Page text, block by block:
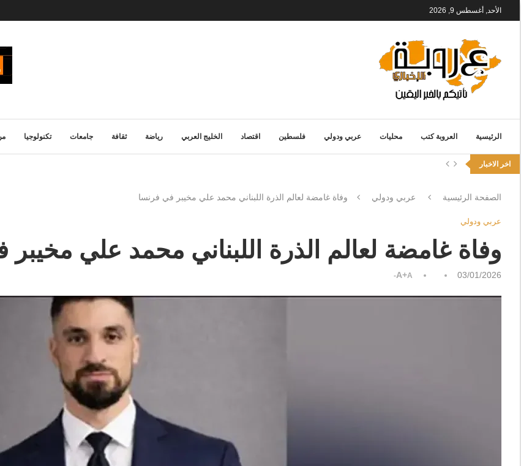
الأحد, أغسطس 9, 2026
الرئيسية العروبة كتب محليات عربي ودولي فلسطين اقتصاد الخليج العربي رياضة ثقافة جامعات تكنولوجيا
اخر الاخبار
الصفحة الرئيسية عربي ودولي وفاة غامضة لعالم الذرة اللبناني محمد علي مخيبر في فرنسا
عربي ودولي
وفاة غامضة لعالم الذرة اللبناني محمد علي
03/01/2026
A+A-